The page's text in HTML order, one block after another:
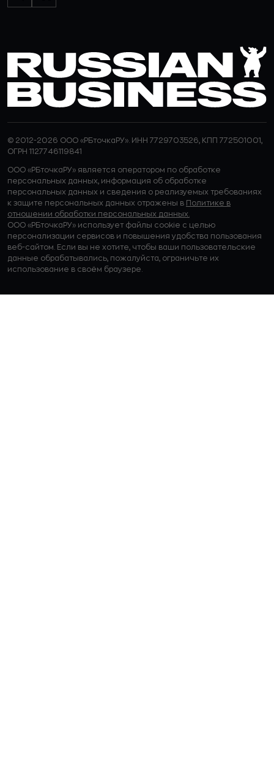
© 2012-2026 ООО «РБточкаРУ». ИНН 7729703526, КПП 772501001,
ОГРН 1127746119841
ООО «РБточкаРУ» является оператором по обработке
персональных данных, информация об обработке
персональных данных и сведения о реализуемых требованиях
к защите персональных данных отражены в
Политике в
отношении обработки персональных данных.
ООО «РБточкаРУ» использует файлы cookie с целью
персонализации сервисов и повышения удобства пользования
веб-сайтом. Если вы не хотите, чтобы ваши пользовательские
данные обрабатывались, пожалуйста, ограничьте их
использование в своём браузере.